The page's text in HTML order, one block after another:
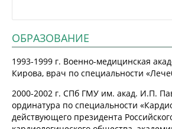
ОБРАЗОВАНИЕ
1993-1999 г. Военно-медицинская
Кирова, врач по специальности
2000-2002 г. СПб ГМУ им. акад. И.П.
ординатура по специальности
действующего президента